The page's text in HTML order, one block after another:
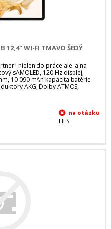
12,4" WI-FI TMAVO ŠEDÝ
nielen do práce ale ja na
sAMOLED, 120 Hz displej,
10 090 mAh kapacita batérie -
AKG, Dolby ATMOS,
HLS